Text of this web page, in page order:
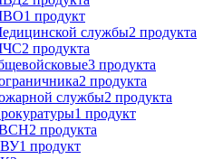
1 продукт
службы2 продукта
2 продукта
3 продукта
2 продукта
службы2 продукта
1 продукт
2 продукта
1 продукт